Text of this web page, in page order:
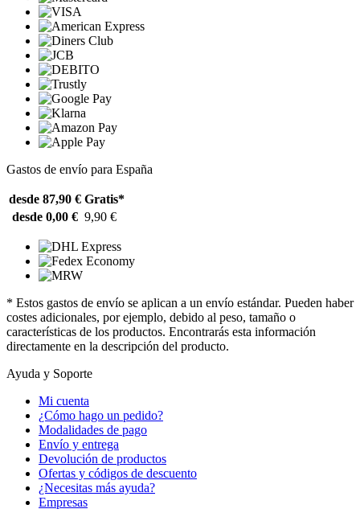
Gastos de envío para España
desde 87,90 € Gratis*
desde 0,00 € 9,90 €
* Estos gastos de envío se aplican a un envío estándar. Pueden haber
costes adicionales, por ejemplo, debido al peso, tamaño o
características de los productos. Encontrarás esta información
directamente en la descripción del producto.
Ayuda y Soporte
Mi cuenta
¿Cómo hago un pedido?
Modalidades de pago
Envío y entrega
Devolución de productos
Ofertas y códigos de descuento
¿Necesitas más ayuda?
Empresas